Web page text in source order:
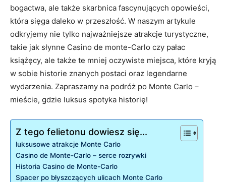
bogactwa, ale także⁣ skarbnica ‌fascynujących opowieści,
która sięga daleko w przeszłość. W naszym artykule
odkryjemy ⁣nie tylko najważniejsze atrakcje turystyczne,
takie jak ⁣słynne ‍Casino⁣ de ​monte-Carlo czy ⁣pałac
książęcy, ale także te mniej oczywiste miejsca, które kryją
w sobie historie znanych postaci oraz‍ legendarne
wydarzenia. Zapraszamy na​ podróż​ po ‌Monte Carlo –⁢
mieście, gdzie luksus spotyka historię!
Z tego felietonu dowiesz się...
luksusowe atrakcje Monte Carlo
Casino de Monte-Carlo – serce rozrywki
Historia Casino ⁢de Monte-Carlo
Spacer po ​błyszczących ulicach Monte Carlo